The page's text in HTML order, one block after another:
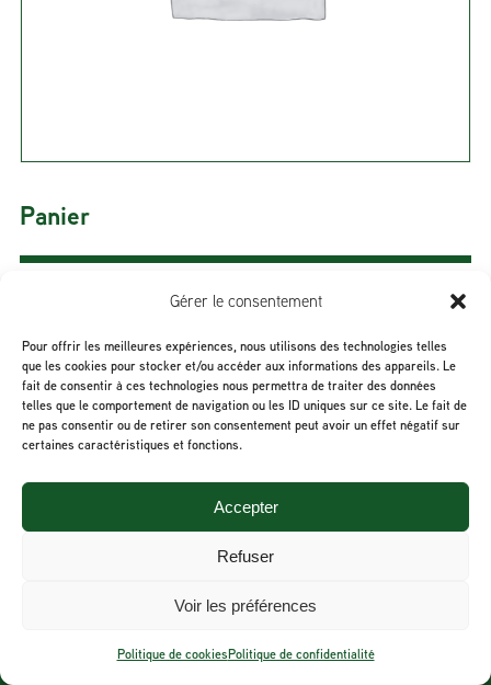
Gérer le consentement
Pour offrir les meilleures expériences, nous utilisons des technologies telles
que les cookies pour stocker et/ou accéder aux informations des appareils. Le
fait de consentir à ces technologies nous permettra de traiter des données
telles que le comportement de navigation ou les ID uniques sur ce site. Le fait de
ne pas consentir ou de retirer son consentement peut avoir un effet négatif sur
certaines caractéristiques et fonctions.
Accepter
Refuser
Voir les préférences
Politique de cookiesPolitique de confidentialité
Panier
Sous-total :0,00$
Voir le panier
Paiement
Politique de confidentialité-Termes et conditions